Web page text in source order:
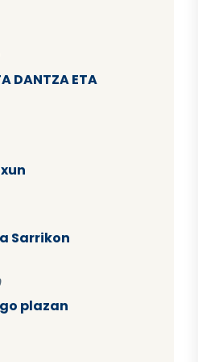
DANTZA ETA
Sarrikon
plazan